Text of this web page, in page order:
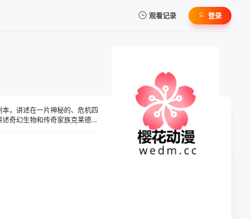
观看记录
暂无观看影片的记录
登录
，讲述在一片神秘的、危机四
奇幻生物和传奇家族克莱德一